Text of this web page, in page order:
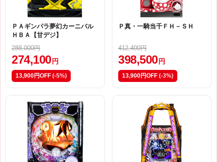
ＰＡギンパラ夢幻カーニバル
ＨＢＡ【甘デジ】
288,000円
274,100 円
13,900円OFF (-5%)
Ｐ真・一騎当千ＦＨ－ＳＨ
412,400円
398,500 円
13,900円OFF (-3%)